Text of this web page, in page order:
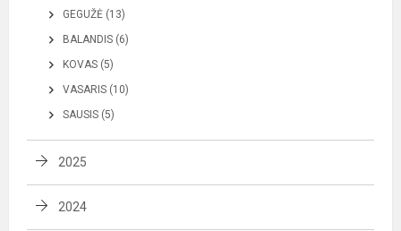
GEGUŽĖ (13)
BALANDIS (6)
KOVAS (5)
VASARIS (10)
SAUSIS (5)
2025
2024